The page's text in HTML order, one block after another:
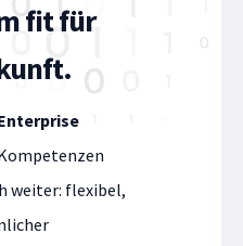
fit für
weiter: flexibel,